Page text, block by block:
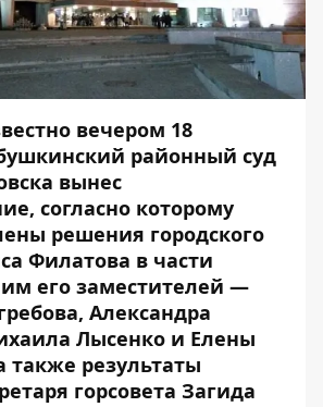
вечером 18
районный суд
вынес
согласно которому
решения городского
Филатова в части
его заместителей —
Александра
Лысенко и Елены
также результаты
горсовета Загида